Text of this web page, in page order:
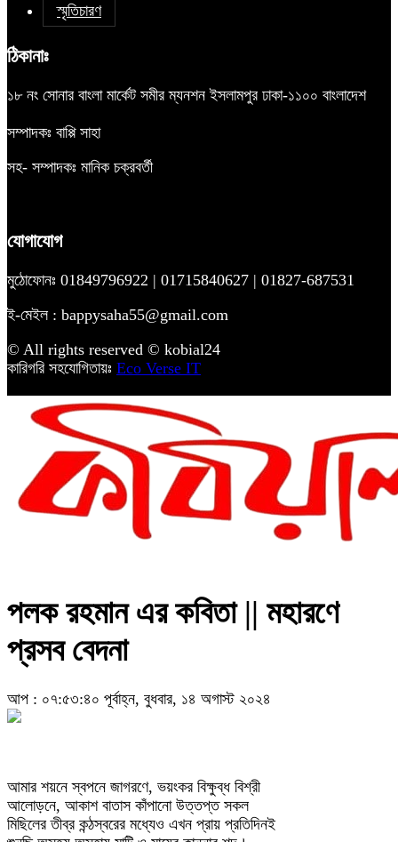
স্মৃতিচারণ
ঠিকানাঃ
১৮ নং সোনার বাংলা মার্কেট সমীর ম্যনশন ইসলামপুর ঢাকা-১১০০ বাংলাদেশ
সম্পাদকঃ বাপ্পি সাহা
সহ- সম্পাদকঃ মানিক চক্রবর্তী
যোগাযোগ
মুঠোফোনঃ 01849796922 | 01715840627 | 01827-687531
ই-মেইল : bappysaha55@gmail.com
© All rights reserved © kobial24
কারিগরি সহযোগিতায়ঃ Eco Verse IT
পলক রহমান এর কবিতা || মহারণে
প্রসব বেদনা
আপ : ০৭:৫৩:৪০ পূর্বাহ্ন, বুধবার, ১৪ অগাস্ট ২০২৪
আমার শয়নে স্বপনে জাগরণে, ভয়ংকর বিক্ষুব্ধ বিশ্রী
আলোড়নে, আকাশ বাতাস কাঁপানো উত্তপ্ত সকল
মিছিলের তীব্র কন্ঠস্বরের মধ্যেও এখন প্রায় প্রতিদিনই